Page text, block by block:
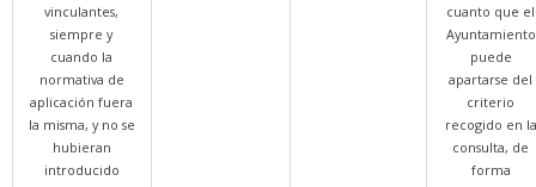
vinculantes,
siempre y
cuando la
normativa de
aplicación fuera
la misma, y no se
hubieran
introducido
cuanto que el
Ayuntamiento
puede
apartarse del
criterio
recogido en la
consulta, de
forma